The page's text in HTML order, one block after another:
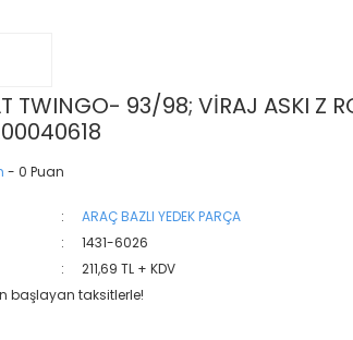
TWINGO- 93/98; VİRAJ ASKI Z
- 0 Puan
ARAÇ BAZLI YEDEK PARÇA
1431-6026
211,69 TL + KDV
başlayan taksitlerle!